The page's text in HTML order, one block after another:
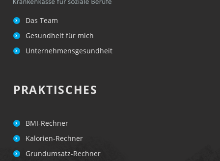
Das Team
Gesundheit für mich
Unternehmensgesundheit
PRAKTISCHES
BMI-Rechner
Kalorien-Rechner
Grundumsatz-Rechner